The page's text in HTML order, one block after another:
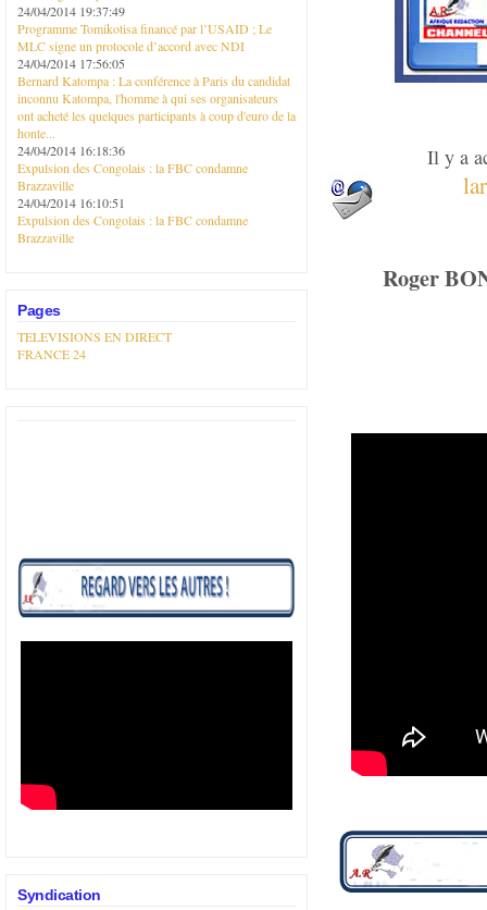
24/04/2014 19:37:49
Programme Tomikotisa financé par l’USAID ; Le
MLC signe un protocole d’accord avec NDI
24/04/2014 17:56:05
Bernard Katompa : La conférence à Paris du candidat
inconnu Katompa, l'homme à qui ses organisateurs
ont acheté les quelques participants à coup d'euro de la
honte...
24/04/2014 16:18:36
Expulsion des Congolais : la FBC condamne
Brazzaville
24/04/2014 16:10:51
Expulsion des Congolais : la FBC condamne
Brazzaville
Pages
TELEVISIONS EN DIRECT
FRANCE 24
Syndication
Il y a
Roger